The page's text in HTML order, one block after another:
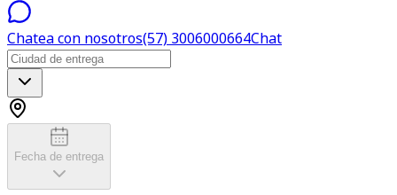
Chatea con nosotros(57) 3006000664Chat
Fecha de entrega